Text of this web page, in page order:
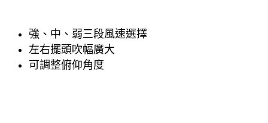
強、中、弱三段風速選擇
左右擺頭吹幅廣大
可調整俯仰角度